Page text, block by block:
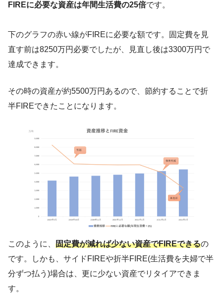
FIREに必要な資産は年間生活費の25倍です。
下のグラフの赤い線がFIREに必要な額です。固定費を見
直す前は8250万円必要でしたが、見直し後は3300万円で
達成できます。
その時の資産が約5500万円あるので、節約することで折
半FIREできたことになります。
このように、 固定費が減れば少ない資産でFIREできるの
です。しかも、サイドFIREや折半FIRE(生活費を夫婦で半
分ずつ払う)場合は、更に少ない資産でリタイアできま
す。